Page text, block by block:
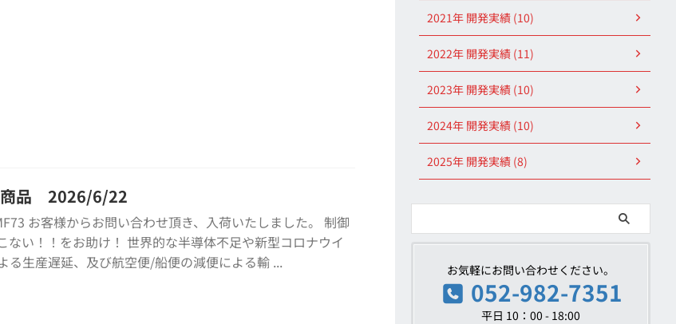
商品 2026/6/22
お客様からお問い合わせ頂き、入荷いたしました。 制御
ない！！をお助け！ 世界的な半導体不足や新型コロナウイ
る生産遅延、及び航空便/船便の減便による輸 ...
2021年 開発実績 (10)
2022年 開発実績 (11)
2023年 開発実績 (10)
2024年 開発実績 (10)
2025年 開発実績 (8)
お気軽にお問い合わせください。
052-982-7351
平日 10：00 - 18:00